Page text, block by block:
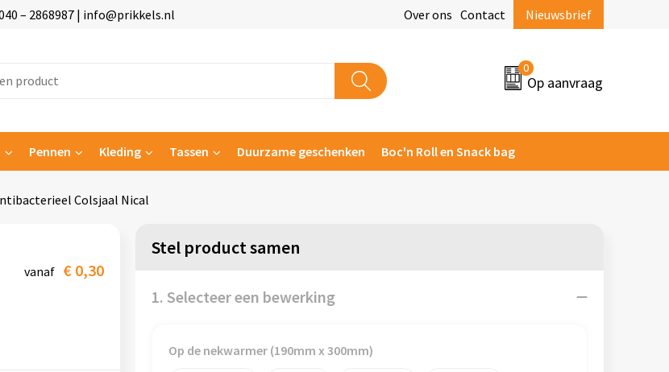
– 2868987 | info@prikkels.nl Over ons Contact Nieuwsbrief
0
Op aanvraag
Pennen Kleding Tassen Duurzame geschenken Boc'n Roll en Snack bag
Colsjaal Nical
vanaf € 0,30
Stel product samen
1. Selecteer een bewerking
Op de nekwarmer (190mm x 300mm)